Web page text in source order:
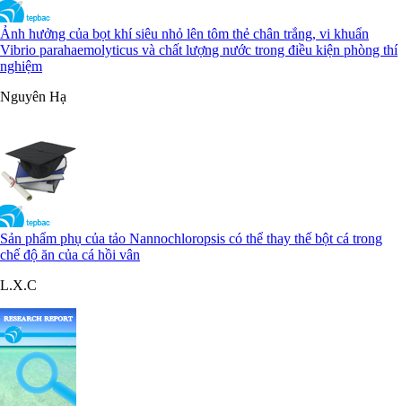
Ảnh hưởng của bọt khí siêu nhỏ lên tôm thẻ chân trắng, vi khuẩn
Vibrio parahaemolyticus và chất lượng nước trong điều kiện phòng thí
nghiệm
Nguyên Hạ
Sản phẩm phụ của tảo Nannochloropsis có thể thay thế bột cá trong
chế độ ăn của cá hồi vân
L.X.C